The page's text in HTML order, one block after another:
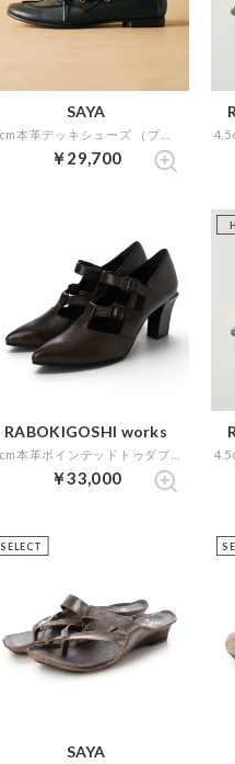
SAYA
￥29,700
RABOKIGOSHI works
￥33,000
SELECT
SAYA